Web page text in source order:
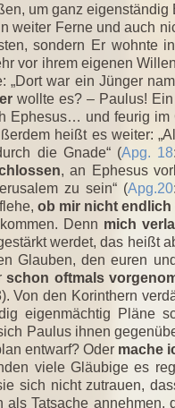
um ganz
weiter Ferne und auch
sondern Er wohnte
vor ihrem eigenen
„Dort war ein Jünger
wollte es? – Paulus!
Ephesus… und feurig
heißt es weiter:
die Gnade“ (Apg. 18
, an Ephesus
zu sein“ (Apg.20
ob mir nicht endlich
Denn mich
werdet, das heißt
Glauben, den euren
schon oftmals
Von den Korinthern
eigenmächtig Pläne
Paulus ihnen
entwarf? Oder mache
viele Gläubige es
sich nicht zutrauen,
Tatsache annehmen,